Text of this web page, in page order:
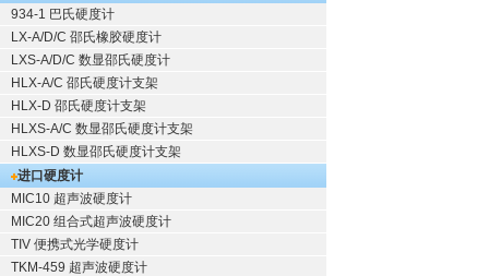
934-1 巴氏硬度计
LX-A/D/C 邵氏橡胶硬度计
LXS-A/D/C 数显邵氏硬度计
HLX-A/C 邵氏硬度计支架
HLX-D 邵氏硬度计支架
HLXS-A/C 数显邵氏硬度计支架
HLXS-D 数显邵氏硬度计支架
进口硬度计
MIC10 超声波硬度计
MIC20 组合式超声波硬度计
TIV 便携式光学硬度计
TKM-459 超声波硬度计